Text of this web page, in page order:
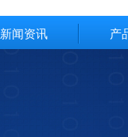
新闻资讯 产